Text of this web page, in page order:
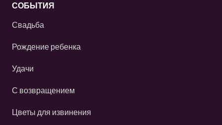
СОБЫТИЯ
Свадьба
Рождение ребенка
Удачи
С возвращением
Цветы для извинения